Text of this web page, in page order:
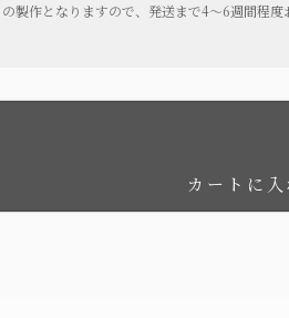
製作となりますので、発送まで4〜6週間程度
カートに入